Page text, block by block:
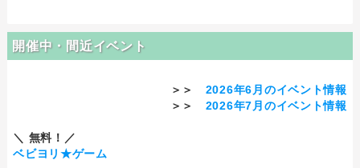
開催中・間近イベント
＞＞ 2026年6月のイベント情報
＞＞ 2026年7月のイベント情報
＼ 無料！／
ベビヨリ★ゲーム